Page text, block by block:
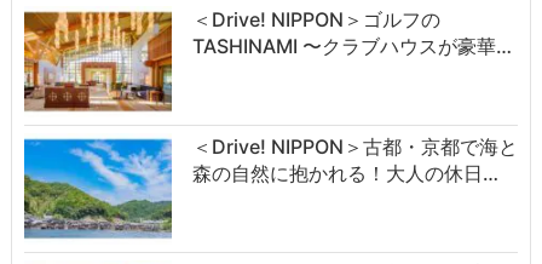
＜Drive! NIPPON＞ゴルフの
TASHINAMI 〜クラブハウスが豪華…
＜Drive! NIPPON＞古都・京都で海と
森の自然に抱かれる！大人の休日…